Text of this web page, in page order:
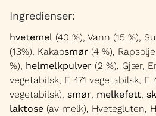
Ingredienser:
hvetemel (40 %), Vann (15 %),
(13%), Kakaosmør (4 %),
%), helmelkpulver (2 %), Gjær,
vegetabilsk, E 471 vegetabilsk, E
vegetabilsk), smør, melkefett,
laktose (av melk), Hvetegluten,